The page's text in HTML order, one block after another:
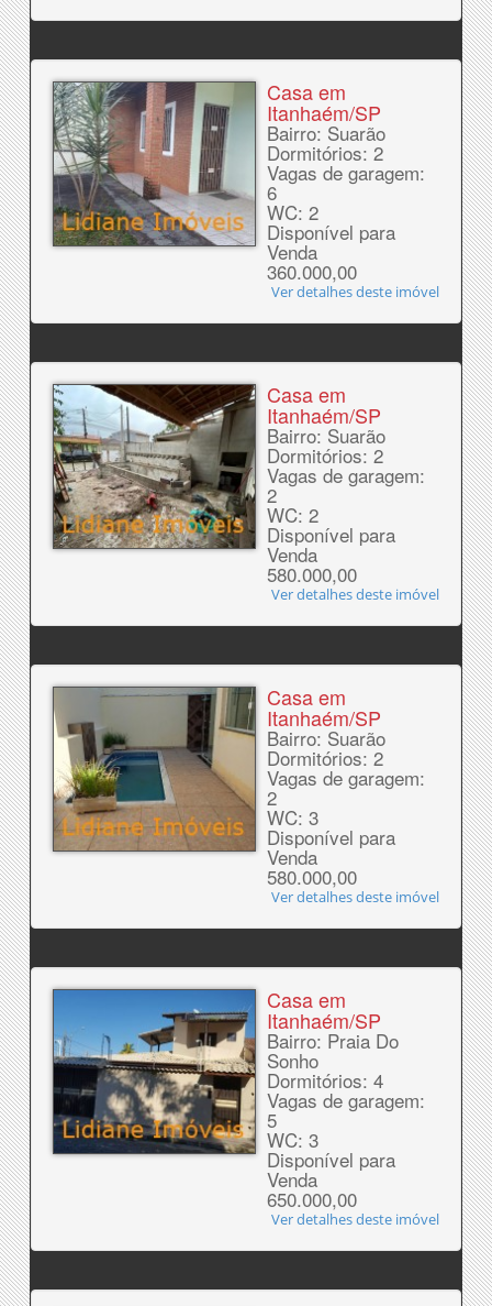
Casa em
Itanhaém/SP
Bairro: Suarão
Dormitórios: 2
Vagas de garagem:
6
WC: 2
Disponível para
Venda
360.000,00
Ver detalhes deste imóvel
Casa em
Itanhaém/SP
Bairro: Suarão
Dormitórios: 2
Vagas de garagem:
2
WC: 2
Disponível para
Venda
580.000,00
Ver detalhes deste imóvel
Casa em
Itanhaém/SP
Bairro: Suarão
Dormitórios: 2
Vagas de garagem:
2
WC: 3
Disponível para
Venda
580.000,00
Ver detalhes deste imóvel
Casa em
Itanhaém/SP
Bairro: Praia Do
Sonho
Dormitórios: 4
Vagas de garagem:
5
WC: 3
Disponível para
Venda
650.000,00
Ver detalhes deste imóvel